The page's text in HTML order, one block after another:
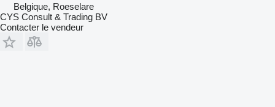
Belgique, Roeselare
CYS Consult & Trading BV
Contacter le vendeur